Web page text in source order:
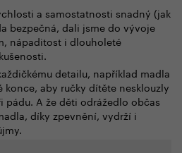
a samostatnosti snadný (jak
bezpečná, dali jsme do vývoje
nápaditost i dlouholeté
detailu, například madla
konce, aby ručky dítěte nesklouzly
A že děti odrážedlo občas
díky zpevnění, vydrží i